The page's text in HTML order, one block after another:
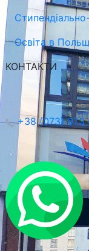
Освіта в
КОНТАКТИ
+38 (073) 073